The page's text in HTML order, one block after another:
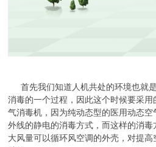
首先我们知道人机共处的环境也就
消毒的一个过程，因此这个时候要采
气消毒机，因为纯动态型的医用动态
外线的静电的消毒方式，而这样的消
大风量可以循环风空调的外壳，对提